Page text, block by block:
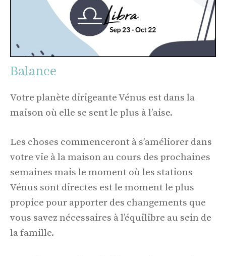
Balance
Votre planète dirigeante Vénus est dans la
maison où elle se sent le plus à l’aise.
Les choses commenceront à s’améliorer dans
votre vie à la maison au cours des prochaines
semaines mais le moment où les stations
Vénus sont directes est le moment le plus
propice pour apporter des changements que
vous savez nécessaires à l’équilibre au sein de
la famille.